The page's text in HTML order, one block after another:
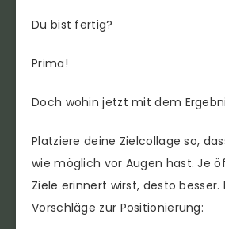
Du bist fertig?
Prima!
Doch wohin jetzt mit dem
Platziere deine Zielcollage so,
wie möglich vor Augen hast. Je
Ziele erinnert wirst, desto besser.
Vorschläge zur Positionierung: